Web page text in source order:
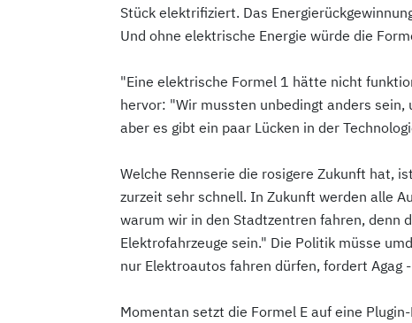
Stück elektrifiziert. Das
Und ohne elektrische Energie würde die
"Eine elektrische Formel 1 hätte nicht
hervor: "Wir mussten unbedingt anders
aber es gibt ein paar Lücken in der
Welche Rennserie die rosigere Zukunft hat,
zurzeit sehr schnell. In Zukunft werden alle
warum wir in den Stadtzentren fahren, denn
Elektrofahrzeuge sein." Die Politik müsse
nur Elektroautos fahren dürfen, fordert
Momentan setzt die Formel E auf eine